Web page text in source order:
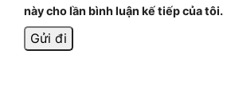
này cho lần bình luận kế tiếp của tôi.